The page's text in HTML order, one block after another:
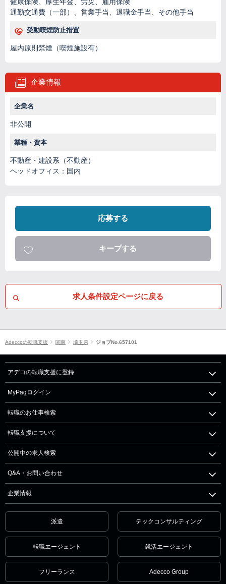
通勤交通費（一部）、営業手当、退職金手当、その他手当
受動喫煙防止措置
屋内原則禁煙（喫煙施設有）
企業情報
企業名
非公開
業種・資本
不動産・建設系（不動産）
ヘッドオフィス：国内
応募する
キープする
求人条件設定ページに戻る
Adeccoの転職支援 関東 埼玉県 ジョブNo.657101
アデコの転職支援に登録
MyPagログイン
転職のお仕事検索
転職支援について
公開中の求人検索
Q&A・お問い合わせ
企業情報
派遣 テックコンサルティング
転職エージェント 就活エージェント
フリーランス Adecco Group